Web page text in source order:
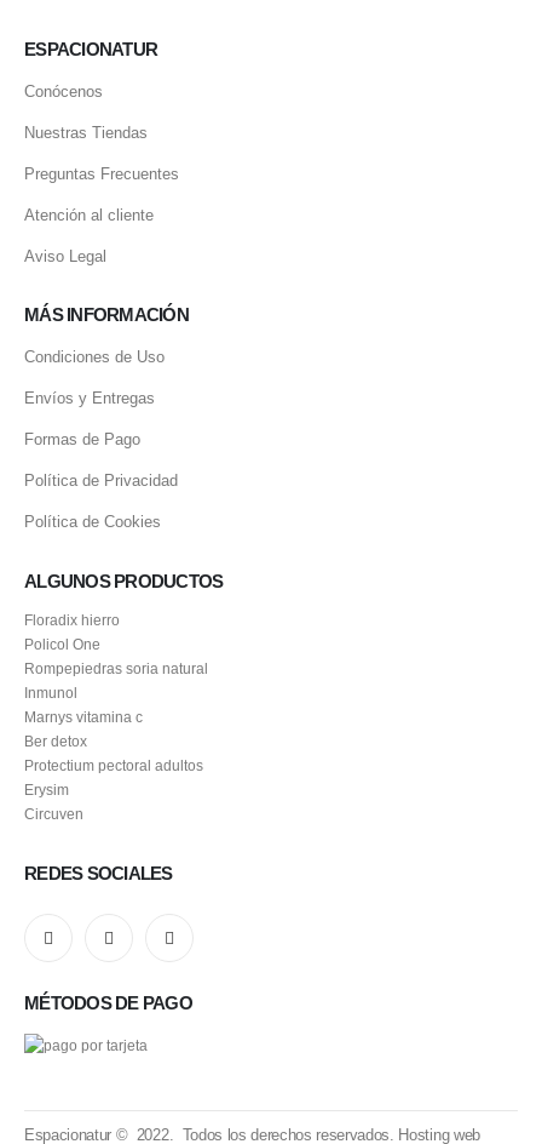
ESPACIONATUR
Conócenos
Nuestras Tiendas
Preguntas Frecuentes
Atención al cliente
Aviso Legal
MÁS INFORMACIÓN
Condiciones de Uso
Envíos y Entregas
Formas de Pago
Política de Privacidad
Política de Cookies
ALGUNOS PRODUCTOS
Floradix hierro
Policol One
Rompepiedras soria natural
Inmunol
Marnys vitamina c
Ber detox
Protectium pectoral adultos
Erysim
Circuven
REDES SOCIALES
MÉTODOS DE PAGO
Espacionatur © 2022. Todos los derechos reservados. Hosting web